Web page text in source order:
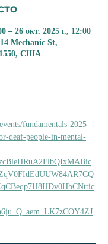
– 26 окт. 2025 г., 12:00
Mechanic St,
США
fundamentals-2025-
deaf-people-in-mental-